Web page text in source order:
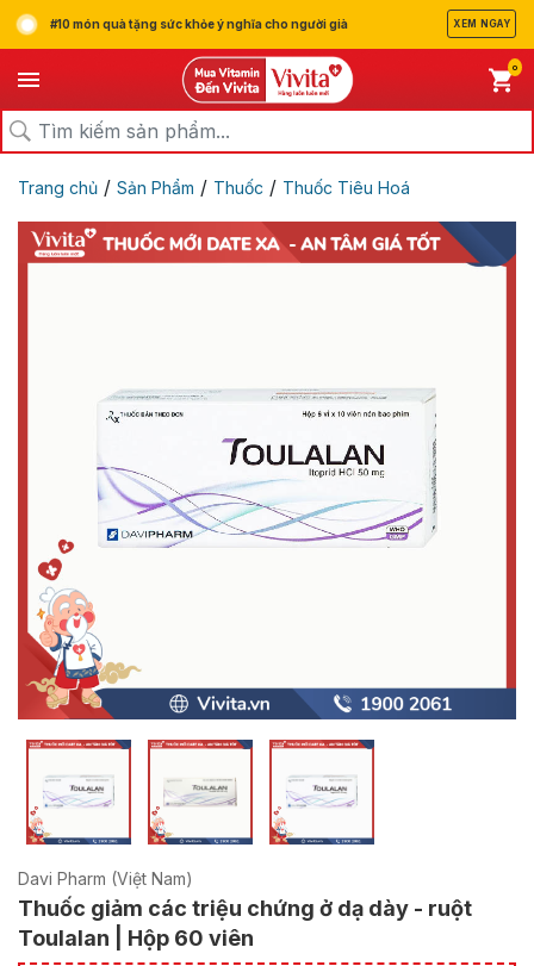
#10 món quà tặng sức khỏe ý nghĩa cho người già XEM NGAY
0
Trang chủ / Sản Phẩm / Thuốc / Thuốc Tiêu Hoá
Davi Pharm (Việt Nam)
Thuốc giảm các triệu chứng ở dạ dày - ruột
Toulalan | Hộp 60 viên